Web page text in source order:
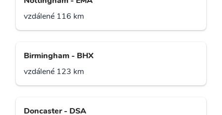
vzdálené 116 km
Birmingham - BHX
vzdálené 123 km
Doncaster - DSA